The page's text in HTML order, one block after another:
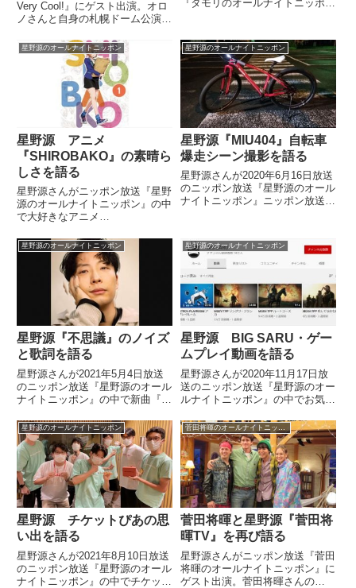
Very Cool!』にゲスト出演。オロ
ノさんと自身の札幌ドーム公演の
ンスなどについて話していまし
た。この後23時から放送の
InterFM897「Oh Wow, Ve...
『タモリのオールナイトニッポ
星野源のオールナイトニッポン
星野源 アニメ
『SHIROBAKO』の素晴ら
しさを語る
星野源さんがニッポン放送『星野
源のオールナイトニッポン』の中
で大好きなアニメ
ク。その素晴らしさを話していま
した。（星野源）ラジオネーム万
策尽きたさん……「万策尽きた」
って聞くと、『SHIROBAKO』っ
星野源のオールナイトニッポン
星野源『MIU404』自転車
爆走シーン撮影を語る
星野源さんが2020年6月16日放送
のニッポン放送『星野源のオール
ナイトニッポン』ニッポン放送
自転車で爆走するシーンを撮影し
た件について話していました。
（星野源）今、私はですね、...
星野源のオールナイトニッポン
星野源『不思議』のノイズ
と歌詞を語る
星野源さんが2021年5月4日放送
のニッポン放送『星野源のオール
ナイトニッポン』の中で新曲『不
問に回答。曲の最後に登場するノ
イズや歌詞について話していまし
た。
星野源のオールナイトニッポン
星野源 BIG SARU・ゲー
ムプレイ動画を語る
星野源さんが2020年11月17日放
送のニッポン放送『星野源のオー
ルナイトニッポン』の中でお気に
SARUさんについて話していまし
た。（星野源）ええとね、僕がず
っと見ているのはですね、ゲーム
系は結構見てしまう...
星野源のオールナイトニッポン
星野源 チケットぴあの思
い出を語る
星野源さんが2021年8月10日放送
のニッポン放送『星野源のオール
ナイトニッポン』の中でチケット
菅田将暉と星野源『菅田将
暉TV』を再び語る
星野源さんがニッポン放送『菅田
将暉のオールナイトニッポン』に
ゲスト出演。菅田将暉さんの